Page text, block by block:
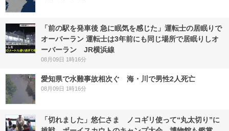
「前の駅を発車後 急に眠気を感じた」運転士の居眠りで
オーバーラン 運転士は3年前にも同じ場所で居眠りしオ
ーバーラン JR横浜線
08月09日 1時16分
愛知県で水難事故相次ぐ 海・川で男性2人死亡
08月09日 1時16分
「切れました」悠仁さま ノコギリ使って“丸太切り”に